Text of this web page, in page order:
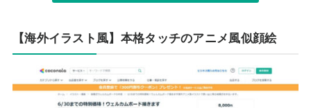
【海外イラスト風】本格タッチのアニメ風似顔絵